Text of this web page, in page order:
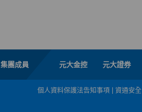
集團成員 元大金控 元大證券
個人資料保護法告知事項 資通安全